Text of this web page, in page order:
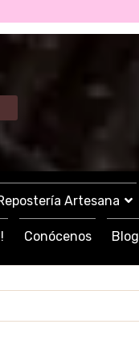
Artesana
Conócenos Blog